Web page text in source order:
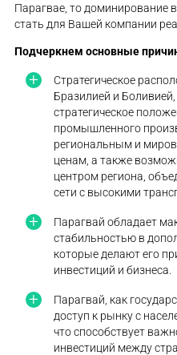
Парагвае, то доминирование
стать для Вашей компании
Подчеркнем основные
Стратегическое
Бразилией и
стратегическое
промышленного
региональным и
ценам, а также
центром региона,
сети с высокими
Парагвай обладает
стабильностью в
которые делают его
инвестиций и бизнеса.
Парагвай, как
доступ к рынку с
что способствует
инвестиций между